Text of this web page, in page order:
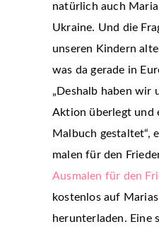
natürlich auch
Ukraine. Und die
unseren Kindern
was da gerade in
„Deshalb haben wir
Aktion überlegt und
Malbuch gestaltet“,
malen für den
Ausmalen für den
kostenlos auf
herunterladen. Eine